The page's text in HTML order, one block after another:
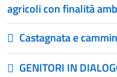
agricoli con finalità
Castagnata e
GENITORI IN